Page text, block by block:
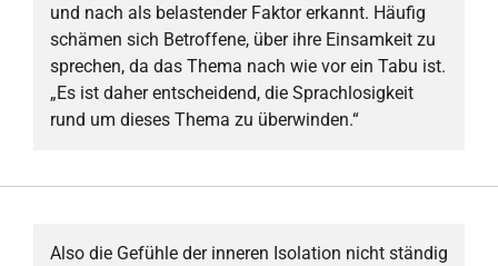
und nach als belastender Faktor erkannt. Häufig
schämen sich Betroffene, über ihre Einsamkeit zu
sprechen, da das Thema nach wie vor ein Tabu ist.
„Es ist daher entscheidend, die Sprachlosigkeit
rund um dieses Thema zu überwinden.“
Also die Gefühle der inneren Isolation nicht ständig